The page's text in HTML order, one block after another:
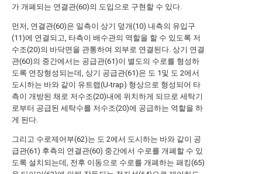
가 개폐되는 연결관(60)의 도입으로 구현할 수 있다.
먼저, 연결관(60)은 일측이 상기 덮개(10) 내측의 유입구
(11)에 연결되고, 타측이 배수관의 역할을 할 수 있도록 저
수조(20)의 바닥면을 관통하여 외부로 연결된다. 상기 연결
관(60)의 중간에서는 공급관(61)이 별도의 수로를 형성하
도록 연장형성되는데, 상기 공급관(61)은 도 1및 도 2에서
도시하는 바와 같이 유트랩(U-trap) 형상으로 형성되어 타
측이 개방된 채로 저수조(20)내에 위치하게 되므로 세탁기
로부터 공급된 세탁수를 저수조(20)에 공급하는 역할을 하
게 된다.
그리고 수로제어부(62)는 도 2에서 도시하는 바와 같이 공
급관(61) 후측의 연결관(60) 중간에서 수로를 개폐할 수 있
도록 설치되는데, 전후 이동으로 수로를 개폐하는 패킹(65)